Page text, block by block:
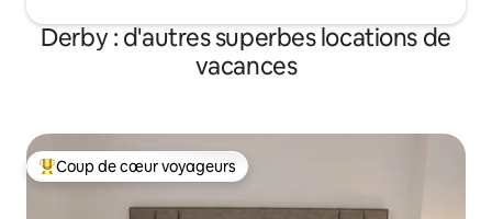
Derby : d'autres superbes locations de
vacances
Coups de cœur voyageurs les plus appréciés
Coup de cœur voyageurs